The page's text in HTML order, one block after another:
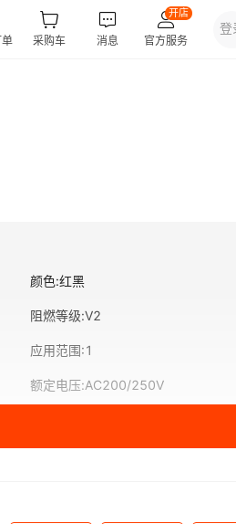
颜色:红黑
阻燃等级:V2
应用范围:1
额定电压:AC200/250V